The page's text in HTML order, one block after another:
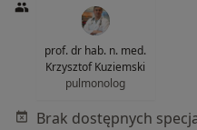
prof. dr hab. n. med.
Krzysztof Kuziemski
pulmonolog